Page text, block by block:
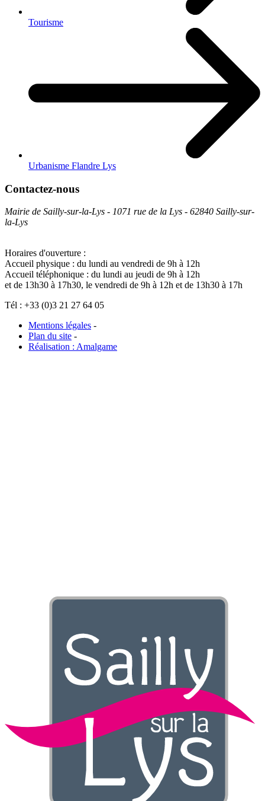
Tourisme
Urbanisme Flandre Lys
Contactez-nous
Mairie de Sailly-sur-la-Lys - 1071 rue de la Lys - 62840 Sailly-sur-
la-Lys
Horaires d'ouverture :
Accueil physique : du lundi au vendredi de 9h à 12h
Accueil téléphonique : du lundi au jeudi de 9h à 12h
et de 13h30 à 17h30, le vendredi de 9h à 12h et de 13h30 à 17h
Tél : +33 (0)3 21 27 64 05
Mentions légales -
Plan du site -
Réalisation : Amalgame